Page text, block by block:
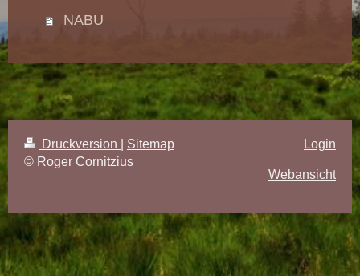
NABU
Druckversion
Sitemap
© Roger Cornitzius
Login
Webansicht